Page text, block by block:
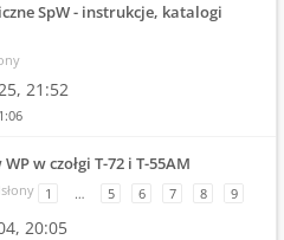
SpW - instrukcje, katalogi
21:52
w czołgi T-72 i T-55AM
1 … 5 6 7 8 9
20:05